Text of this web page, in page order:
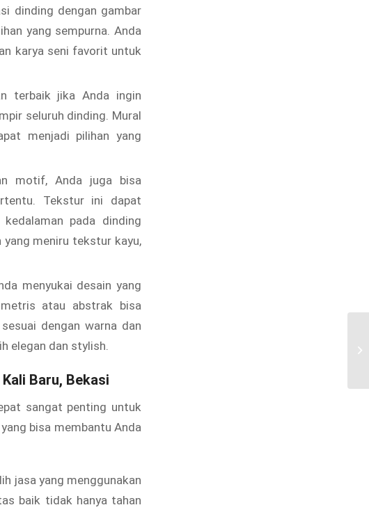
dinding dengan gambar
yang sempurna. Anda
karya seni favorit untuk
terbaik jika Anda ingin
seluruh dinding. Mural
menjadi pilihan yang
motif, Anda juga bisa
Tekstur ini dapat
pada dinding
yang meniru tekstur kayu,
menyukai desain yang
atau abstrak bisa
dengan warna dan
elegan dan stylish.
Baru, Bekasi
sangat penting untuk
bisa membantu Anda
jasa yang menggunakan
baik tidak hanya tahan